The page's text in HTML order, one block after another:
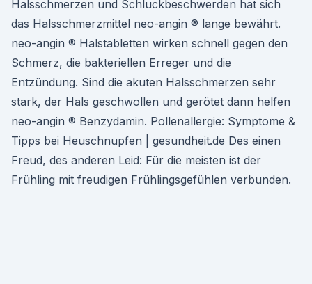
Halsschmerzen und Schluckbeschwerden hat sich
das Halsschmerzmittel neo-angin ® lange bewährt.
neo-angin ® Halstabletten wirken schnell gegen den
Schmerz, die bakteriellen Erreger und die
Entzündung. Sind die akuten Halsschmerzen sehr
stark, der Hals geschwollen und gerötet dann helfen
neo-angin ® Benzydamin. Pollenallergie: Symptome &
Tipps bei Heuschnupfen | gesundheit.de Des einen
Freud, des anderen Leid: Für die meisten ist der
Frühling mit freudigen Frühlingsgefühlen verbunden.